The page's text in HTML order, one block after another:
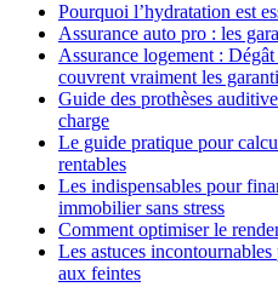
Pourquoi l’hydratation est
Assurance auto pro : les
Assurance logement :
couvrent vraiment les
Guide des prothèses
charge
Le guide pratique pour
rentables
Les indispensables pour
immobilier sans stress
Comment optimiser le
Les astuces
aux feintes